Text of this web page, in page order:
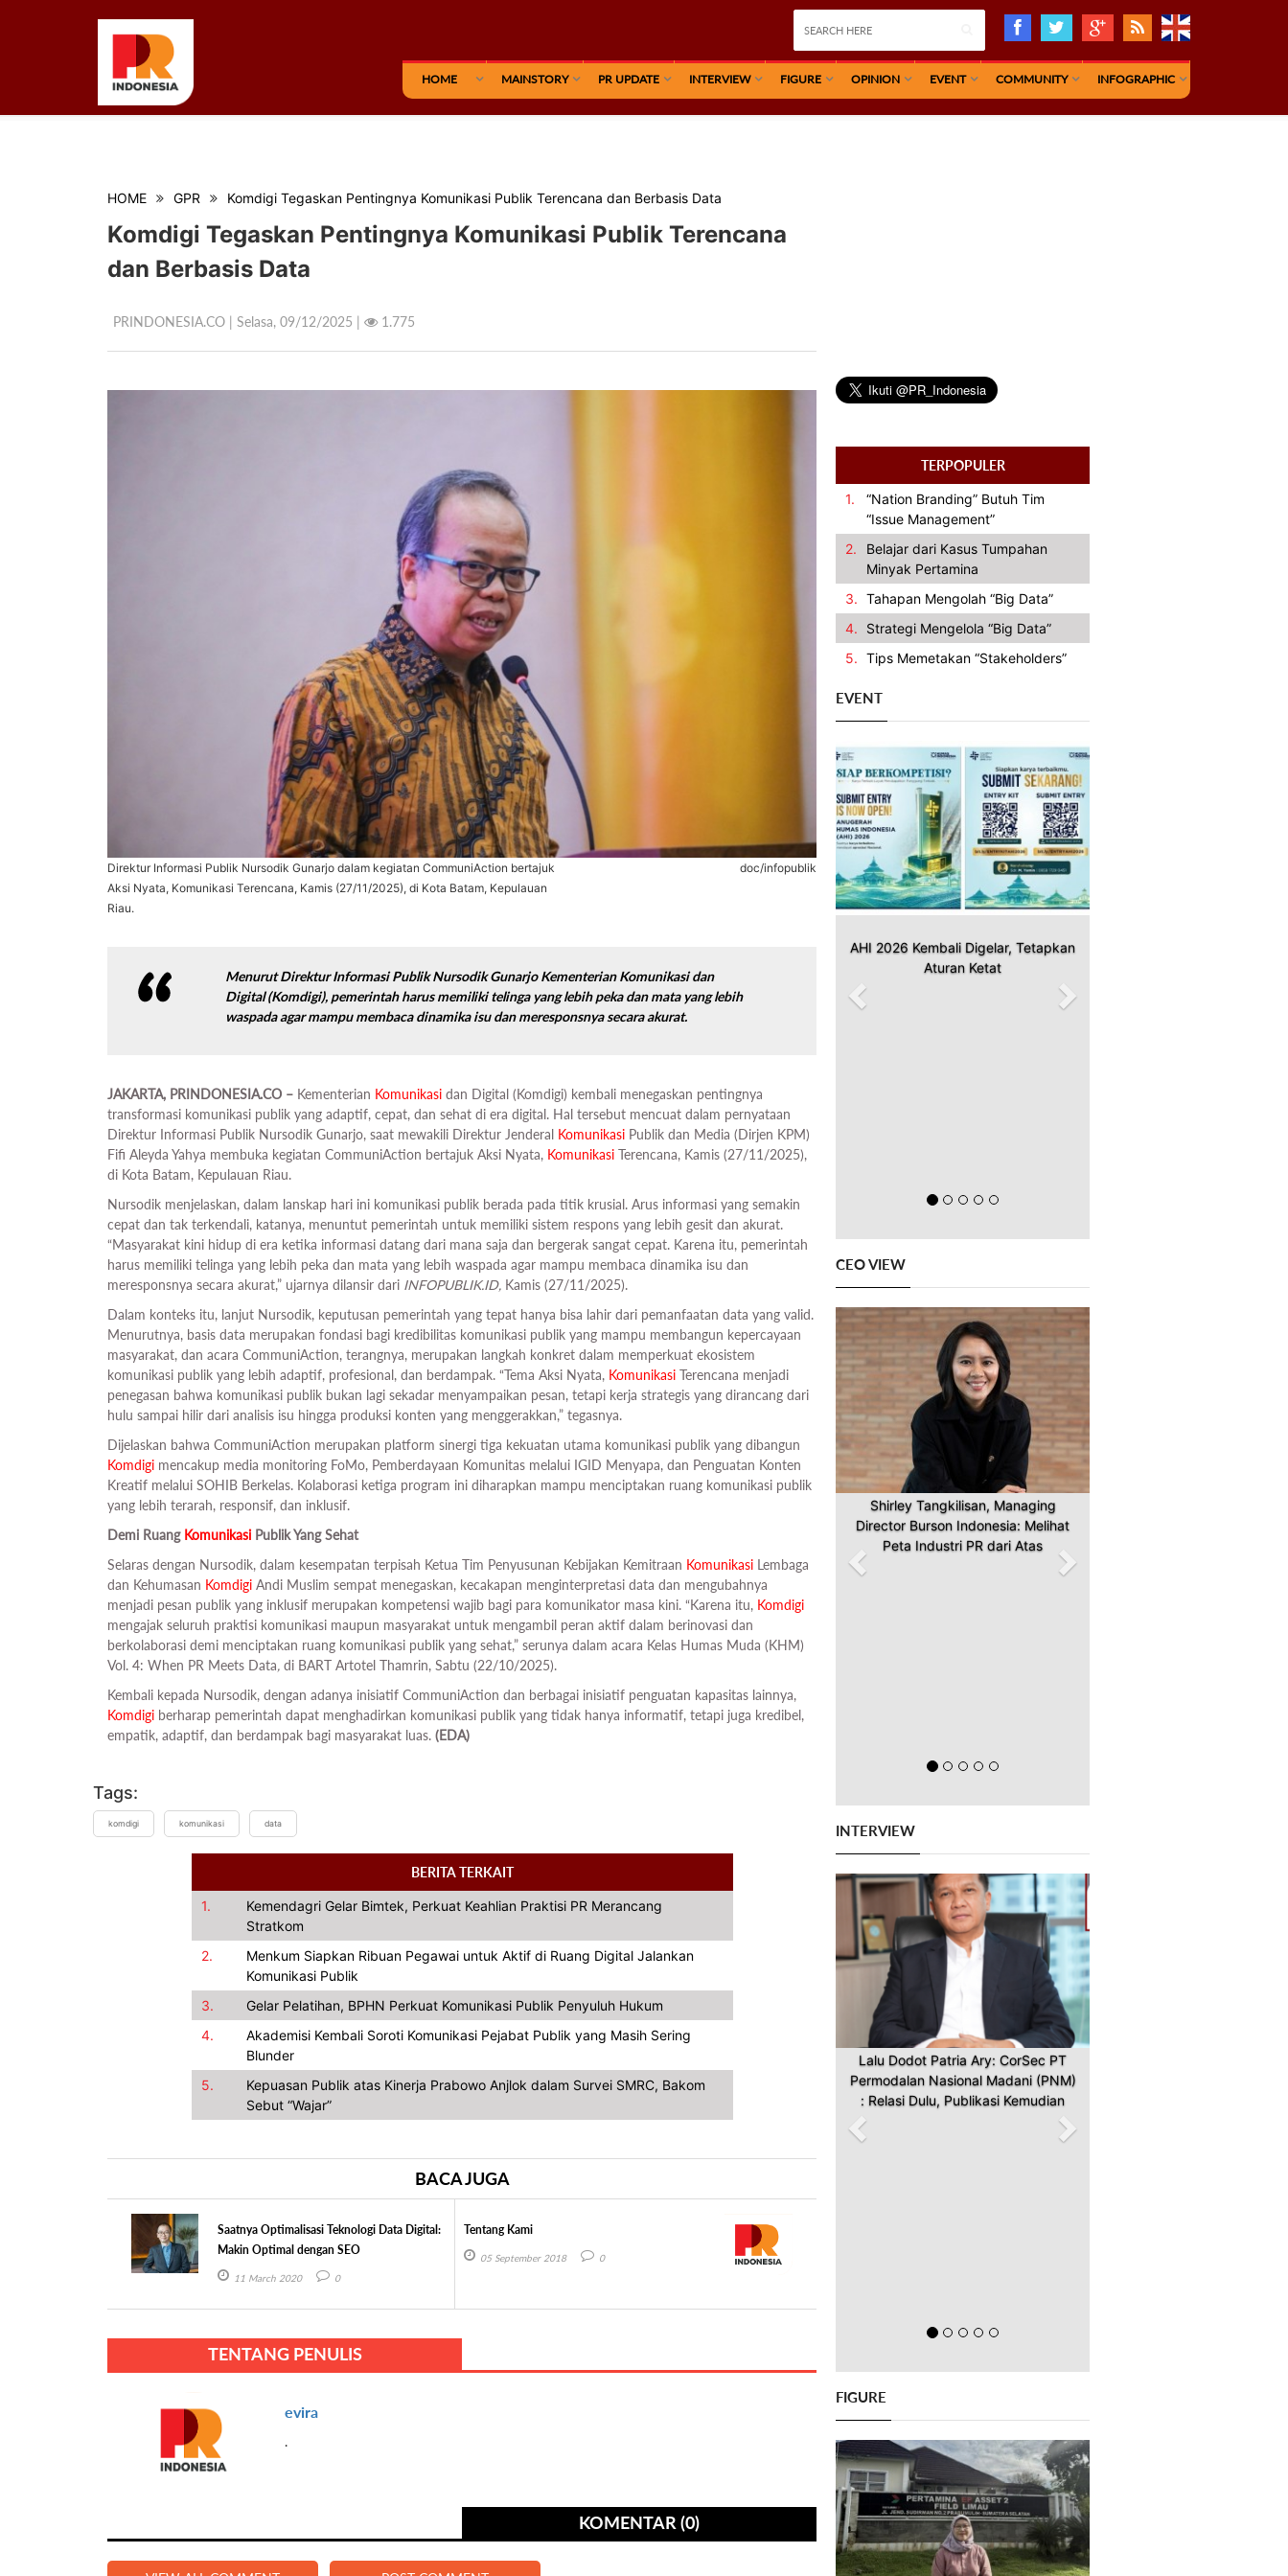
HOME MAINSTORY PR UPDATE INTERVIEW FIGURE OPINION EVENT COMMUNITY INFOGRAPHIC
HOME GPR Komdigi Tegaskan Pentingnya Komunikasi Publik Terencana dan Berbasis Data
Komdigi Tegaskan Pentingnya Komunikasi Publik Terencana
dan Berbasis Data
PRINDONESIA.CO | Selasa, 09/12/2025 | 1.775
Direktur Informasi Publik Nursodik Gunarjo dalam kegiatan CommuniAction bertajuk
Aksi Nyata, Komunikasi Terencana, Kamis (27/11/2025), di Kota Batam, Kepulauan
Riau.
doc/infopublik
Menurut Direktur Informasi Publik Nursodik Gunarjo Kementerian Komunikasi dan
Digital (Komdigi), pemerintah harus memiliki telinga yang lebih peka dan mata yang lebih
waspada agar mampu membaca dinamika isu dan meresponsnya secara akurat.
JAKARTA, PRINDONESIA.CO – Kementerian Komunikasi dan Digital (Komdigi) kembali menegaskan pentingnya
transformasi komunikasi publik yang adaptif, cepat, dan sehat di era digital. Hal tersebut mencuat dalam pernyataan
Direktur Informasi Publik Nursodik Gunarjo, saat mewakili Direktur Jenderal Komunikasi Publik dan Media (Dirjen KPM)
Fifi Aleyda Yahya membuka kegiatan CommuniAction bertajuk Aksi Nyata, Komunikasi Terencana, Kamis (27/11/2025),
di Kota Batam, Kepulauan Riau.
Nursodik menjelaskan, dalam lanskap hari ini komunikasi publik berada pada titik krusial. Arus informasi yang semakin
cepat dan tak terkendali, katanya, menuntut pemerintah untuk memiliki sistem respons yang lebih gesit dan akurat.
“Masyarakat kini hidup di era ketika informasi datang dari mana saja dan bergerak sangat cepat. Karena itu, pemerintah
harus memiliki telinga yang lebih peka dan mata yang lebih waspada agar mampu membaca dinamika isu dan
meresponsnya secara akurat,” ujarnya dilansir dari INFOPUBLIK.ID, Kamis (27/11/2025).
Dalam konteks itu, lanjut Nursodik, keputusan pemerintah yang tepat hanya bisa lahir dari pemanfaatan data yang valid.
Menurutnya, basis data merupakan fondasi bagi kredibilitas komunikasi publik yang mampu membangun kepercayaan
masyarakat, dan acara CommuniAction, terangnya, merupakan langkah konkret dalam memperkuat ekosistem
komunikasi publik yang lebih adaptif, profesional, dan berdampak. “Tema Aksi Nyata, Komunikasi Terencana menjadi
penegasan bahwa komunikasi publik bukan lagi sekadar menyampaikan pesan, tetapi kerja strategis yang dirancang dari
hulu sampai hilir dari analisis isu hingga produksi konten yang menggerakkan,” tegasnya.
Dijelaskan bahwa CommuniAction merupakan platform sinergi tiga kekuatan utama komunikasi publik yang dibangun
Komdigi mencakup media monitoring FoMo, Pemberdayaan Komunitas melalui IGID Menyapa, dan Penguatan Konten
Kreatif melalui SOHIB Berkelas. Kolaborasi ketiga program ini diharapkan mampu menciptakan ruang komunikasi publik
yang lebih terarah, responsif, dan inklusif.
Demi Ruang Komunikasi Publik Yang Sehat
Selaras dengan Nursodik, dalam kesempatan terpisah Ketua Tim Penyusunan Kebijakan Kemitraan Komunikasi Lembaga
dan Kehumasan Komdigi Andi Muslim sempat menegaskan, kecakapan menginterpretasi data dan mengubahnya
menjadi pesan publik yang inklusif merupakan kompetensi wajib bagi para komunikator masa kini. “Karena itu, Komdigi
mengajak seluruh praktisi komunikasi maupun masyarakat untuk mengambil peran aktif dalam berinovasi dan
berkolaborasi demi menciptakan ruang komunikasi publik yang sehat,” serunya dalam acara Kelas Humas Muda (KHM)
Vol. 4: When PR Meets Data, di BART Artotel Thamrin, Sabtu (22/10/2025).
Kembali kepada Nursodik, dengan adanya inisiatif CommuniAction dan berbagai inisiatif penguatan kapasitas lainnya,
Komdigi berharap pemerintah dapat menghadirkan komunikasi publik yang tidak hanya informatif, tetapi juga kredibel,
empatik, adaptif, dan berdampak bagi masyarakat luas. (EDA)
Tags:
komdigi komunikasi data
BERITA TERKAIT
1.
Kemendagri Gelar Bimtek, Perkuat Keahlian Praktisi PR Merancang
Stratkom
2.
Menkum Siapkan Ribuan Pegawai untuk Aktif di Ruang Digital Jalankan
Komunikasi Publik
3.
Gelar Pelatihan, BPHN Perkuat Komunikasi Publik Penyuluh Hukum
4.
Akademisi Kembali Soroti Komunikasi Pejabat Publik yang Masih Sering
Blunder
5.
Kepuasan Publik atas Kinerja Prabowo Anjlok dalam Survei SMRC, Bakom
Sebut “Wajar”
BACA JUGA
Saatnya Optimalisasi Teknologi Data Digital:
Makin Optimal dengan SEO
11 March 2020 0
Tentang Kami
05 September 2018 0
TENTANG PENULIS
evira
.
KOMENTAR (0)
TERPOPULER
1.
“Nation Branding” Butuh Tim
“Issue Management”
2.
Belajar dari Kasus Tumpahan
Minyak Pertamina
3. Tahapan Mengolah “Big Data”
4.
Strategi Mengelola “Big Data”
5. Tips Memetakan “Stakeholders”
EVENT
AHI 2026 Kembali Digelar, Tetapkan
Aturan Ketat
Previous Next
CEO VIEW
Shirley Tangkilisan, Managing
Director Burson Indonesia: Melihat
Peta Industri PR dari Atas
Previous Next
INTERVIEW
Lalu Dodot Patria Ary: CorSec PT
Permodalan Nasional Madani (PNM)
: Relasi Dulu, Publikasi Kemudian
Previous Next
FIGURE
Previous Next